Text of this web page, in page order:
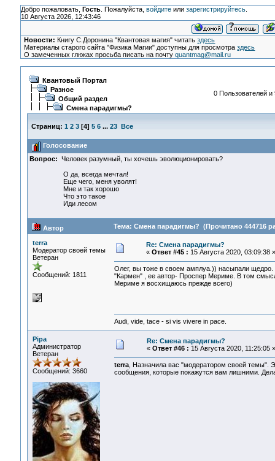
Добро пожаловать, Гость. Пожалуйста, войдитеили зарегистрируйтесь.
10 Августа 2026, 12:43:46
Новости: Книгу С.Доронина "Квантовая магия" читатьздесь
Материалы старого сайта "Физика Магии" доступны для просмотраздесь
О замеченных глюках просьба писать на почтуquantmag@mail.ru
Квантовый Портал
Разное
Общий раздел
Смена парадигмы?
0 Пользователей и
Страниц: 1 2 3[4] 5 6 ... 23 Все
Голосование
Вопрос: Человек разумный, ты хочешь эволюционировать?
О да, всегда мечтал!
Еще чего, меня уволят!
Мне и так хорошо
Что это такое
Иди лесом
Автор Тема: Смена парадигмы? (Прочитано 444716
terra
Модератор своей темы
Ветеран
Сообщений: 1811
Re: Смена парадигмы?
« Ответ #45 : 15 Августа 2020, 03:09:38 »
Олег, вы тоже в своем амплуа.)) насыпали щедро.
"Кармен" , ее автор- Проспер Мериме. В том
Мериме я восхищаюсь прежде всего)
Audi, vide, tace - si vis vivere in pace.
Pipa
Администратор
Ветеран
Сообщений: 3660
Re: Смена парадигмы?
« Ответ #46 : 15 Августа 2020, 11:25:05 »
terra, Назначила вас "модератором своей темы".
сообщения, которые покажутся вам лишними.